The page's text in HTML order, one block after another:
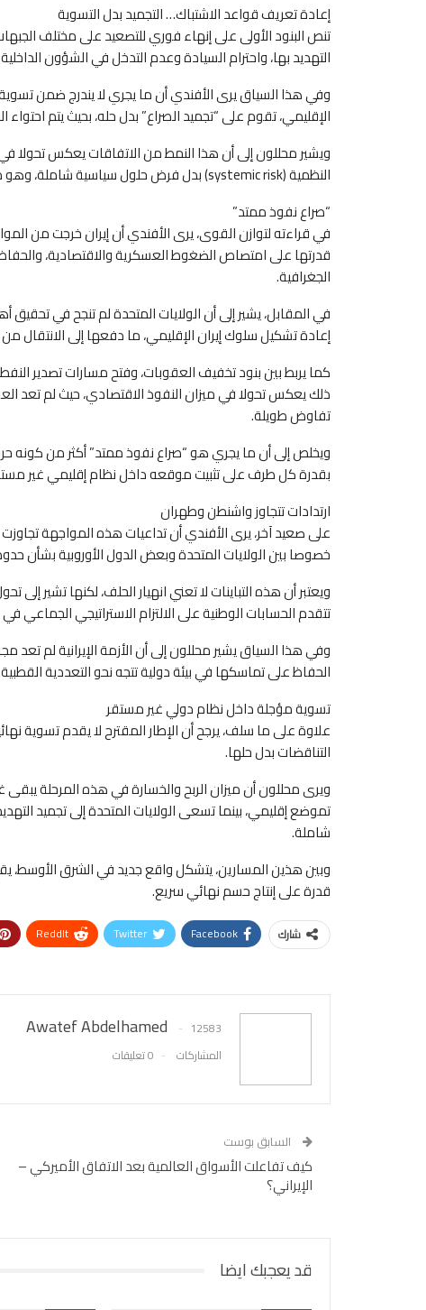
إعادة تعريف قواعد الاشتباك… التجميد بدل التسوية
تنص البنود الأولى على إنهاء فوري للتصعيد على مختلف
التهديد بها، واحترام السيادة وعدم التدخل في الشؤون
وفي هذا السياق يرى الأفندي أن ما يجري لا يندرج ضمن
الإقليمي، تقوم على “تجميد الصراع” بدل حله، بحيث يتم
ويشير محللون إلى أن هذا النمط من الاتفاقات يعكس تحولا في
النظمية (systemic risk) بدل فرض حلول سياسية شاملة، وهو ما يعيد إنتاج حالة توازن هش طويل الأمد.
“صراع نفوذ ممتد”
في قراءته لتوازن القوى، يرى الأفندي أن إيران خرجت من
قدرتها على امتصاص الضغوط العسكرية والاقتصادية،
الجغرافية.
في المقابل، يشير إلى أن الولايات المتحدة لم تنجح في تحقيق
إعادة تشكيل سلوك إيران الإقليمي، ما دفعها إلى الانتقال
كما يربط بين بنود تخفيف العقوبات، وفتح مسارات تصدير
ذلك يعكس تحولا في ميزان النفوذ الاقتصادي، حيث لم تعد
تفاوض طويلة.
ويخلص إلى أن ما يجري هو “صراع نفوذ ممتد” أكثر من كونه
بقدرة كل طرف على تثبيت موقعه داخل نظام إقليمي غير
ارتدادات تتجاوز واشنطن وطهران
على صعيد آخر، يرى الأفندي أن تداعيات هذه المواجهة
خصوصا بين الولايات المتحدة وبعض الدول الأوروبية بشأن
ويعتبر أن هذه التباينات لا تعني انهيار الحلف، لكنها تشير
تتقدم الحسابات الوطنية على الالتزام الاستراتيجي
وفي هذا السياق يشير محللون إلى أن الأزمة الإيرانية لم
الحفاظ على تماسكها في بيئة دولية تتجه نحو التعددية
تسوية مؤجلة داخل نظام دولي غير مستقر
علاوة على ما سلف، يرجح أن الإطار المقترح لا يقدم تسوية
التناقضات بدل حلها.
ويرى محللون أن ميزان الربح والخسارة في هذه المرحلة
تموضع إقليمي، بينما تسعى الولايات المتحدة إلى تجميد
شاملة.
وبين هذين المسارين، يتشكل واقع جديد في الشرق الأوسط،
قدرة على إنتاج حسم نهائي سريع.
شارك Facebook
Twitter
ReddIt
Awatef Abdelhamed
12583
المشاركات
0 تعليقات
السابق بوست
كيف تفاعلت الأسواق العالمية بعد الاتفاق الأميركي –
الإيراني؟
قد يعجبك ايضا